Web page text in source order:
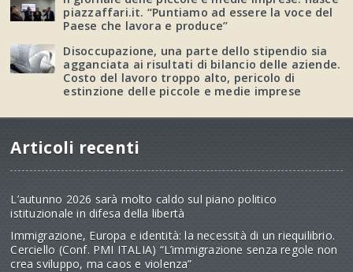
piazzaffari.it. “Puntiamo ad essere la voce del
Paese che lavora e produce”
Disoccupazione, una parte dello stipendio sia
agganciata ai risultati di bilancio delle aziende.
Costo del lavoro troppo alto, pericolo di
estinzione delle piccole e medie imprese
Articoli recenti
L’autunno 2026 sarà molto caldo sul piano politico
istituzionale in difesa della libertà
Immigrazione, Europa e identità: la necessità di un riequilibrio.
Cerciello (Conf. PMI ITALIA) “L’immigrazione senza regole non
crea sviluppo, ma caos e violenza”